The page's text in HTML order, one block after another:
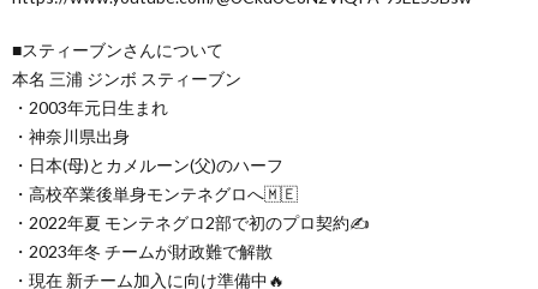
■スティーブンさんについて
本名 三浦 ジンボ スティーブン
・2003年元日生まれ
・神奈川県出身
・日本(母)とカメルーン(父)のハーフ
・高校卒業後単身モンテネグロへ🇲🇪
・2022年夏 モンテネグロ2部で初のプロ契約✍️
・2023年冬 チームが財政難で解散
・現在 新チーム加入に向け準備中🔥